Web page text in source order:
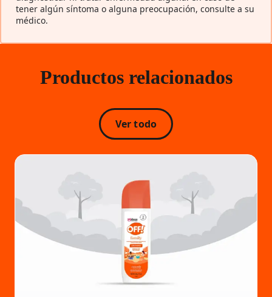
tener algún síntoma o alguna preocupación, consulte a su
médico.
Productos relacionados
Ver todo